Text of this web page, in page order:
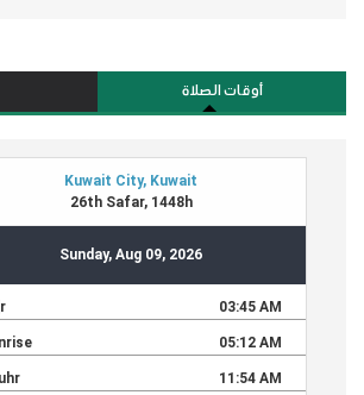
أوقات الصلاة